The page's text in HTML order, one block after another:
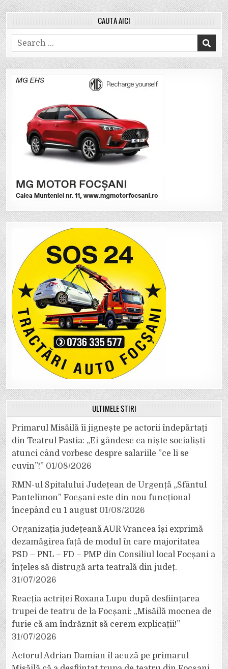
CAUTĂ AICI
Search
for:
ULTIMELE ȘTIRI
Primarul Misăilă îi jignește pe actorii îndepărtați
din Teatrul Pastia: „Ei gândesc ca niște socialiști
atunci când vorbesc despre salariile ”ce li se
cuvin”!” 01/08/2026
RMN-ul Spitalului Județean de Urgență „Sfântul
Pantelimon” Focșani este din nou funcțional
începând cu 1 august 01/08/2026
Organizația județeană AUR Vrancea își exprimă
dezamăgirea față de modul în care majoritatea
PSD – PNL – FD – PMP din Consiliul local Focșani a
înțeles să distrugă arta teatrală din județ.
31/07/2026
Reacția actriței Roxana Lupu după desființarea
trupei de teatru de la Focșani: „Misăilă mocnea de
furie că am îndrăznit să cerem explicații!”
31/07/2026
Actorul Adrian Damian îl acuză pe primarul